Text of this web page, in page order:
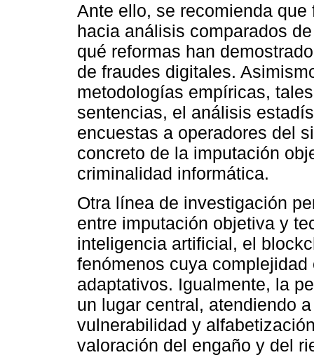
Ante ello, se recomienda
hacia análisis comparados
qué reformas han
de fraudes digitales.
metodologías empíricas,
sentencias, el análisis
encuestas a operadores del
concreto de la imputación
criminalidad informática.
Otra línea de investigación
entre imputación objetiva y
inteligencia artificial, el
fenómenos cuya
adaptativos. Igualmente, la
un lugar central, atendiendo
vulnerabilidad y
valoración del engaño y del